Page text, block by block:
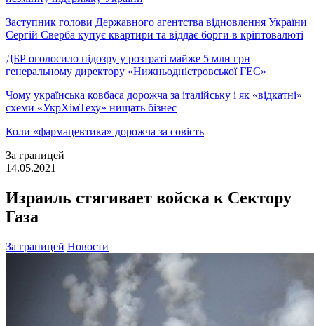
Заступник голови Державного агентства відновлення України
Сергій Сверба купує квартири та віддає борги в кріптовалюті
ДБР оголосило підозру у розтраті майже 5 млн грн
генеральному директору «Нижньодністровської ГЕС»
Чому українська ковбаса дорожча за італійську і як «відкатні»
схеми «УкрХімТеху» нищать бізнес
Коли «фармацевтика» дорожча за совість
За границей
14.05.2021
Израиль стягивает войска к Сектору
Газа
За границей Новости